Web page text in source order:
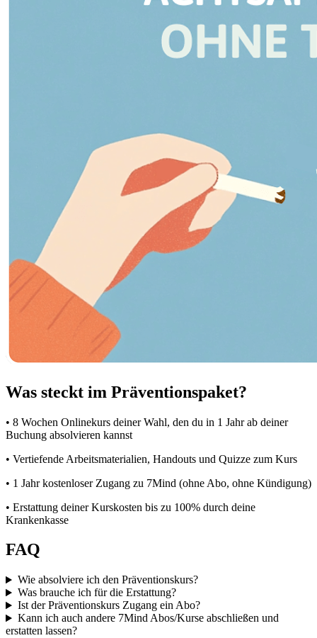
Was steckt im Präventionspaket?
• 8 Wochen Onlinekurs deiner Wahl, den du in 1 Jahr ab deiner
Buchung absolvieren kannst
• Vertiefende Arbeitsmaterialien, Handouts und Quizze zum Kurs
• 1 Jahr kostenloser Zugang zu 7Mind (ohne Abo, ohne Kündigung)
• Erstattung deiner Kurskosten bis zu 100% durch deine
Krankenkasse
FAQ
Wie absolviere ich den Präventionskurs?
Was brauche ich für die Erstattung?
Ist der Präventionskurs Zugang ein Abo?
Kann ich auch andere 7Mind Abos/Kurse abschließen und
erstatten lassen?